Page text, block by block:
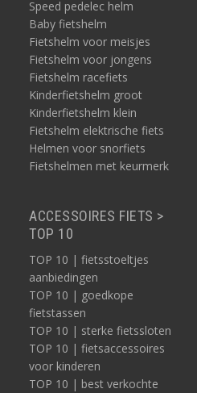
Speed pedelec helm
Baby fietshelm
Fietshelm voor meisjes
Fietshelm voor jongens
Fietshelm racefiets
Kinderfietshelm groot
Kinderfietshelm klein
Fietshelm elektrische fiets
Helmen voor snorfiets
Fietshelmen met keurmerk
ACCESSOIRES FIETS >
TOP 10
TOP 10 | fietsstoeltjes
aanbiedingen
TOP 10 | goedkope
fietstassen
TOP 10 | sterke fietssloten
TOP 10 | fietsaccessoires
voor kinderen
TOP 10 | best verkochte